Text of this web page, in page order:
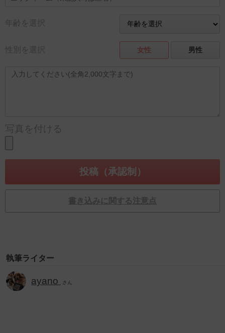
年齢を選択
性別を選択 女性 男性
写真を付ける
書き込みに関する注意点
執筆ライター
ayano さん